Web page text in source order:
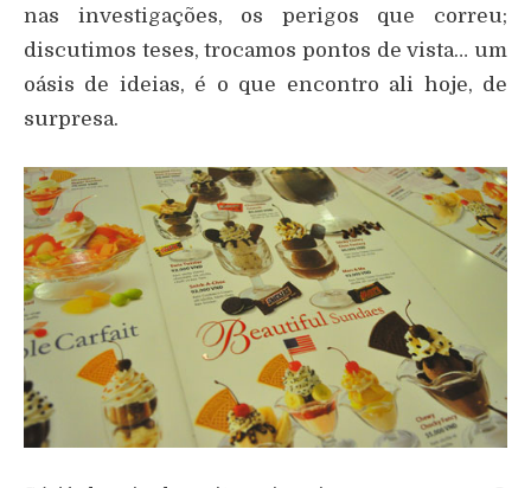
nas investigações, os perigos que correu;
discutimos teses, trocamos pontos de vista… um
oásis de ideias, é o que encontro ali hoje, de
surpresa.